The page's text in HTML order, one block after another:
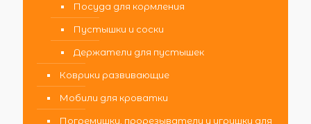
Посуда для кормления
Пустышки и соски
Держатели для пустышек
Коврики развивающие
Мобили для кроватки
Погремушки, прорезыватели и игрушки для